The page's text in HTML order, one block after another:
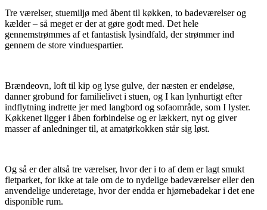
Tre værelser, stuemiljø med åbent til køkken, to badeværelser og
kælder – så meget er der at gøre godt med. Det hele
gennemstrømmes af et fantastisk lysindfald, der strømmer ind
gennem de store vinduespartier.
Brændeovn, loft til kip og lyse gulve, der næsten er endeløse,
danner grobund for familielivet i stuen, og I kan lynhurtigt efter
indflytning indrette jer med langbord og sofaområde, som I lyster.
Køkkenet ligger i åben forbindelse og er lækkert, nyt og giver
masser af anledninger til, at amatørkokken står sig løst.
Og så er der altså tre værelser, hvor der i to af dem er lagt smukt
fletparket, for ikke at tale om de to nydelige badeværelser eller den
anvendelige underetage, hvor der endda er hjørnebadekar i det ene
disponible rum.